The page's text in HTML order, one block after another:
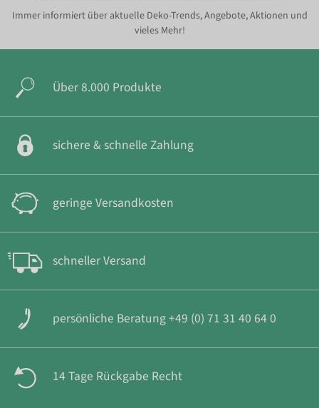
Immer informiert über aktuelle Deko-Trends, Angebote, Aktionen und
vieles Mehr!
Über 8.000 Produkte
sichere & schnelle Zahlung
geringe Versandkosten
schneller Versand
persönliche Beratung +49 (0) 71 31 40 64 0
14 Tage Rückgabe Recht